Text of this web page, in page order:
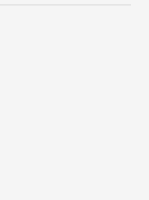
か、企業への信頼
要です。
比較期間の長期
業から内定を獲得